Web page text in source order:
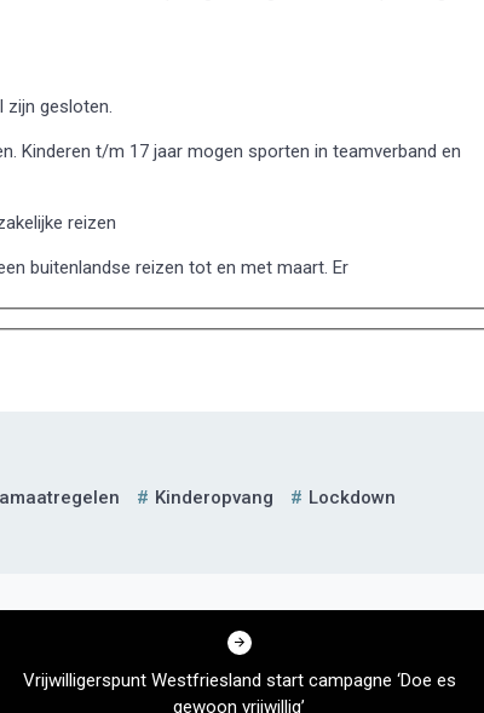
zijn gesloten.
Kinderen t/m 17 jaar mogen sporten in teamverband en
reizen
buitenlandse reizen tot en met maart. Er
Kinderopvang
Lockdown
Vrijwilligerspunt Westfriesland start campagne ‘Doe es
gewoon vrijwillig’